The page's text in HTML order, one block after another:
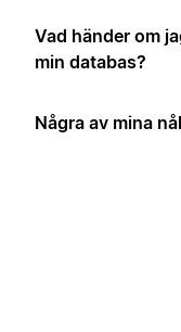
Vad händer om
min databas?
Några av mina